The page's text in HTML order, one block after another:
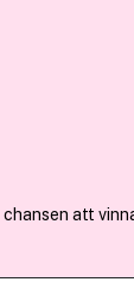
chansen att